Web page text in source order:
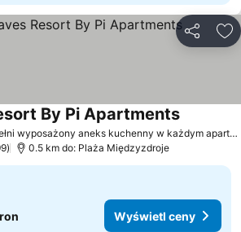
W pełni wyposażony aneks kuchenny w każdym apartamencie
By Pi Apartments
0.5 km do: Plaża Międzyzdroje
Wyświetl ceny